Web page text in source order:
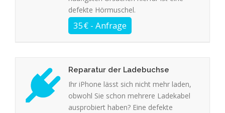
defekte Hörmuschel.
Reparatur der Ladebuchse
Ihr iPhone lässt sich nicht mehr laden,
obwohl Sie schon mehrere Ladekabel
ausprobiert haben? Eine defekte